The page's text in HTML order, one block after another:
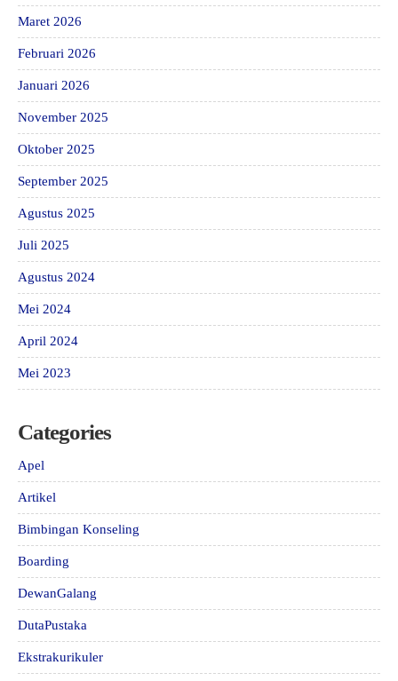
Maret 2026
Februari 2026
Januari 2026
November 2025
Oktober 2025
September 2025
Agustus 2025
Juli 2025
Agustus 2024
Mei 2024
April 2024
Mei 2023
Categories
Apel
Artikel
Bimbingan Konseling
Boarding
DewanGalang
DutaPustaka
Ekstrakurikuler